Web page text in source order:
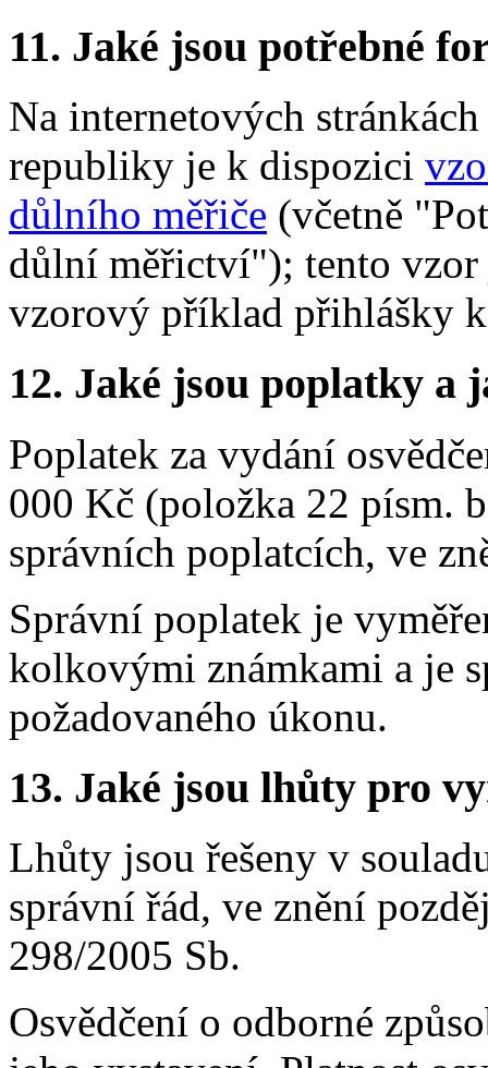
11. Jaké jsou potřebné
Na internetových
republiky je k dispozici
důlního měřiče (včetně
důlní měřictví"); tento
vzorový příklad přihlášky
12. Jaké jsou poplatky a
Poplatek za vydání
000 Kč (položka 22 písm.
správních poplatcích, ve
Správní poplatek je
kolkovými známkami a je
požadovaného úkonu.
13. Jaké jsou lhůty pro
Lhůty jsou řešeny v
správní řád, ve znění
298/2005 Sb.
Osvědčení o odborné